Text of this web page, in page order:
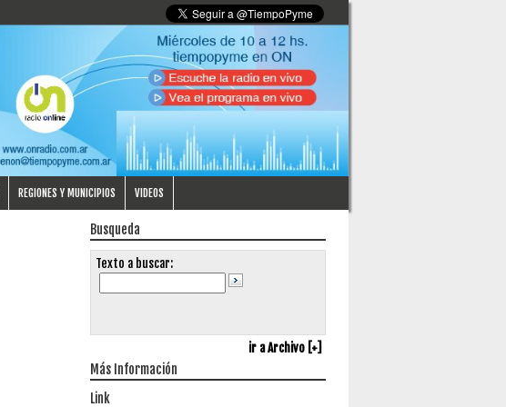
REGIONES Y MUNICIPIOS VIDEOS
Busqueda
Texto a buscar:
ir a Archivo [+]
Más Información
Link